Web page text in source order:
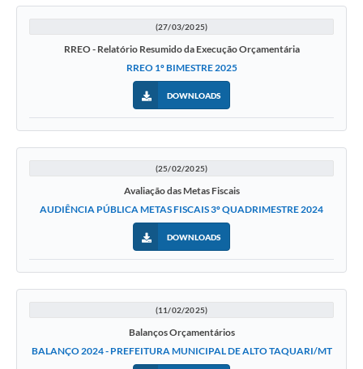
(27/03/2025)
RREO - Relatório Resumido da Execução Orçamentária
RREO 1º BIMESTRE 2025
DOWNLOADS
(25/02/2025)
Avaliação das Metas Fiscais
AUDIÊNCIA PÚBLICA METAS FISCAIS 3º QUADRIMESTRE 2024
DOWNLOADS
(11/02/2025)
Balanços Orçamentários
BALANÇO 2024 - PREFEITURA MUNICIPAL DE ALTO TAQUARI/MT